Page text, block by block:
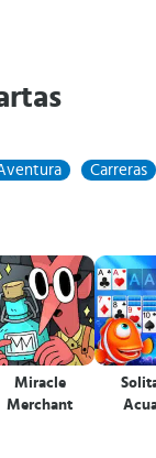
Carreras
Miracle
Merchant